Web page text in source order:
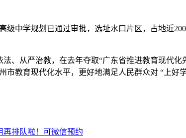
级中学规划已通过审批，选址水口片区，占地近
、从严治教，在去年夺取“广东省推进教育现代
市教育现代化水平，更好地满足人民群众对 “上好学
再排队啦！可微信预约